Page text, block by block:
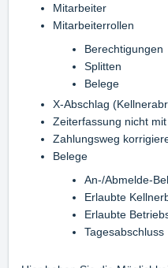
Mitarbeiter
Mitarbeiterrollen
Berechtigungen
Splitten
Belege
X-Abschlag
Zeiterfassung nicht
Zahlungsweg
Belege
An-/Abmelde-
Erlaubte
Erlaubte
Tagesabschluss